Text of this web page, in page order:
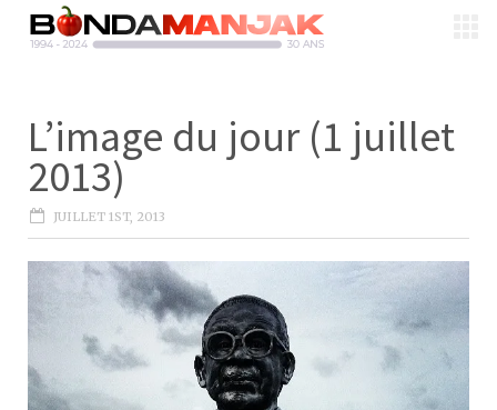
L’image du jour (1 juillet
2013)
JUILLET 1ST, 2013